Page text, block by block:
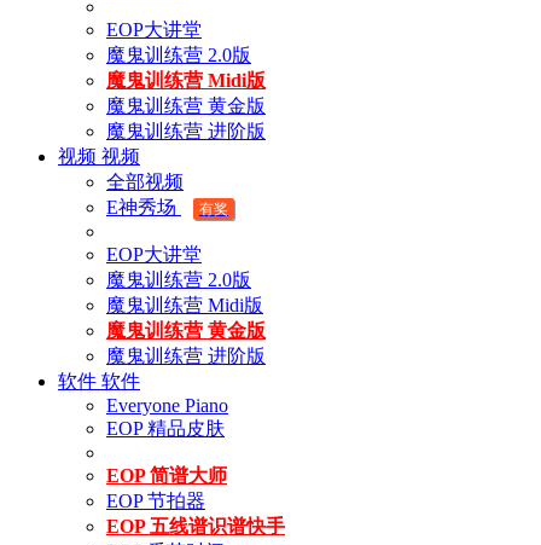
EOP大讲堂
魔鬼训练营 2.0版
魔鬼训练营 Midi版
魔鬼训练营 黄金版
魔鬼训练营 进阶版
视频 视频
全部视频
E神秀场
有奖
EOP大讲堂
魔鬼训练营 2.0版
魔鬼训练营 Midi版
魔鬼训练营 黄金版
魔鬼训练营 进阶版
软件 软件
Everyone Piano
EOP 精品皮肤
EOP 简谱大师
EOP 节拍器
EOP 五线谱识谱快手